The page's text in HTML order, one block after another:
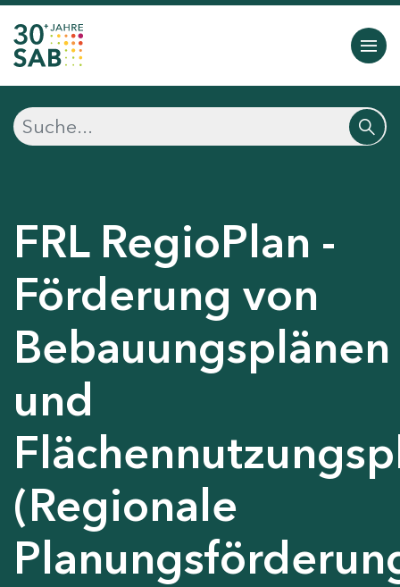
FRL RegioPlan -
Förderung von
Bebauungsplänen
und
(Regionale